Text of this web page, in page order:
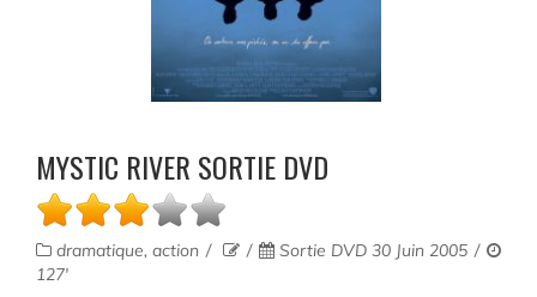
MYSTIC RIVER SORTIE DVD
dramatique, action
Sortie DVD 30 Juin 2005
127'